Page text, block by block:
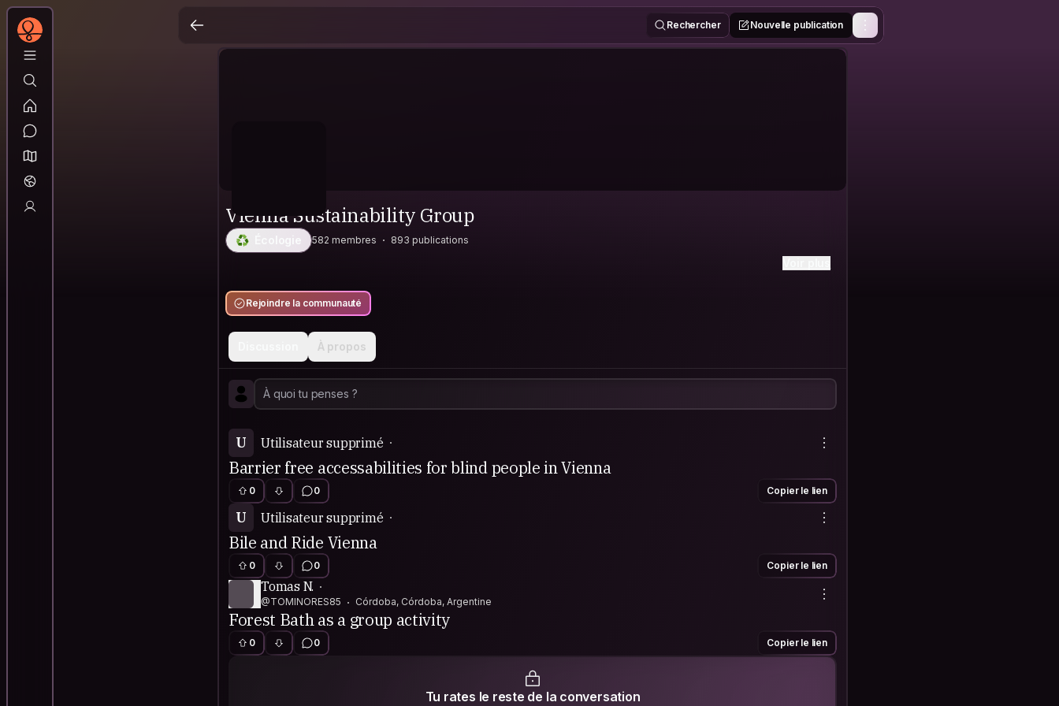
Rechercher Nouvelle publication
Vienna Sustainability Group
♻️ Écologie 582 membres 893 publications
Rejoindre la communauté
À propos
U Utilisateur supprimé
Barrier free accessabilities for blind people in Vienna
0 0 Copier le lien
U Utilisateur supprimé
Bile and Ride Vienna
0 0 Copier le lien
Tomas N.
@TOMINORES85 Córdoba, Córdoba, Argentine
Forest Bath as a group activity
0 0 Copier le lien
Tu rates le reste de la conversation